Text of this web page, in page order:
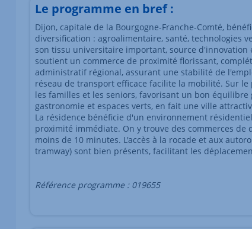
Le programme en bref :
Dijon, capitale de la Bourgogne-Franche-Comté,
diversification : agroalimentaire, santé, technologies
son tissu universitaire important, source
soutient un commerce de proximité florissant,
administratif régional, assurant une stabilité de
réseau de transport efficace facilite la mobilité. Sur
les familles et les seniors, favorisant un bon
gastronomie et espaces verts, en fait une ville
La résidence bénéficie d'un environnement
proximité immédiate. On y trouve des commerces
moins de 10 minutes. L'accès à la rocade et aux
tramway) sont bien présents, facilitant les
Référence programme : 019655